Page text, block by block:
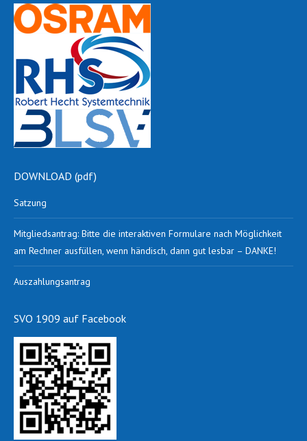
DOWNLOAD (pdf)
Satzung
Mitgliedsantrag: Bitte die interaktiven Formulare nach Möglichkeit
am Rechner ausfüllen, wenn händisch, dann gut lesbar – DANKE!
Auszahlungsantrag
SVO 1909 auf Facebook